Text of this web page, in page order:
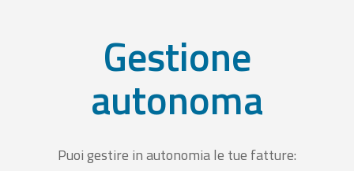
Gestione
autonoma
Puoi gestire in autonomia le tue fatture: